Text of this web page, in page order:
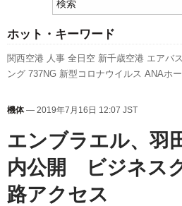
ホット・キーワード
関西空港 人事 全日空 新千歳空港 エアバス
ング 737NG 新型コロナウイルス ANAホ
空港
A350 XWB 777 成田空港 先週の注目
カイマーク
機体— 2019年7月16日 12:07 JST
エンブラエル、羽
内公開 ビジネス
路アクセス